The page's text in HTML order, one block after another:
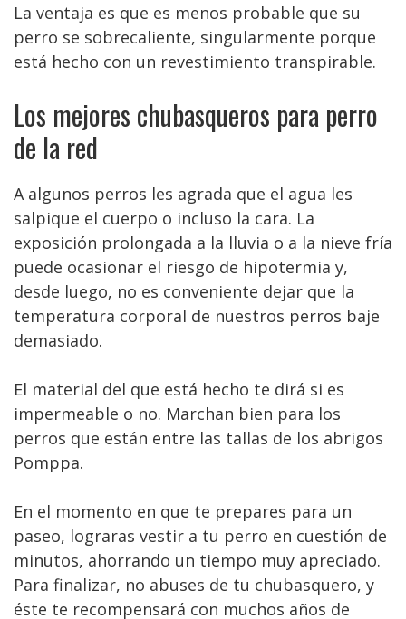
La ventaja es que es menos probable que su
perro se sobrecaliente, singularmente porque
está hecho con un revestimiento transpirable.
Los mejores chubasqueros para perro
de la red
A algunos perros les agrada que el agua les
salpique el cuerpo o incluso la cara. La
exposición prolongada a la lluvia o a la nieve fría
puede ocasionar el riesgo de hipotermia y,
desde luego, no es conveniente dejar que la
temperatura corporal de nuestros perros baje
demasiado.
El material del que está hecho te dirá si es
impermeable o no. Marchan bien para los
perros que están entre las tallas de los abrigos
Pomppa.
En el momento en que te prepares para un
paseo, lograras vestir a tu perro en cuestión de
minutos, ahorrando un tiempo muy apreciado.
Para finalizar, no abuses de tu chubasquero, y
éste te recompensará con muchos años de